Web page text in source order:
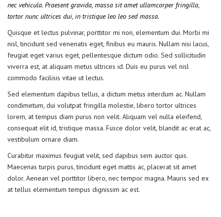
nec vehicula. Praesent gravida, massa sit amet ullamcorper fringilla,
tortor nunc ultrices dui, in tristique leo leo sed massa.
Quisque et lectus pulvinar, porttitor mi non, elementum dui. Morbi mi
nisl, tincidunt sed venenatis eget, finibus eu mauris. Nullam nisi lacus,
feugiat eget varius eget, pellentesque dictum odio. Sed sollicitudin
viverra est, at aliquam metus ultrices id. Duis eu purus vel nisl
commodo facilisis vitae ut lectus.
Sed elementum dapibus tellus, a dictum metus interdum ac. Nullam
condimetum, dui volutpat fringilla molestie, libero tortor ultrices
lorem, at tempus diam purus non velit. Aliquam vel nulla eleifend,
consequat elit id, tristique massa. Fusce dolor velit, blandit ac erat ac,
vestibulum ornare diam.
Curabitur maximus feugiat velit, sed dapibus sem auctor quis.
Maecenas turpis purus, tincidunt eget mattis ac, placerat sit amet
dolor. Aenean vel porttitor libero, nec tempor magna. Mauris sed ex
at tellus elementum tempus dignissim ac est.